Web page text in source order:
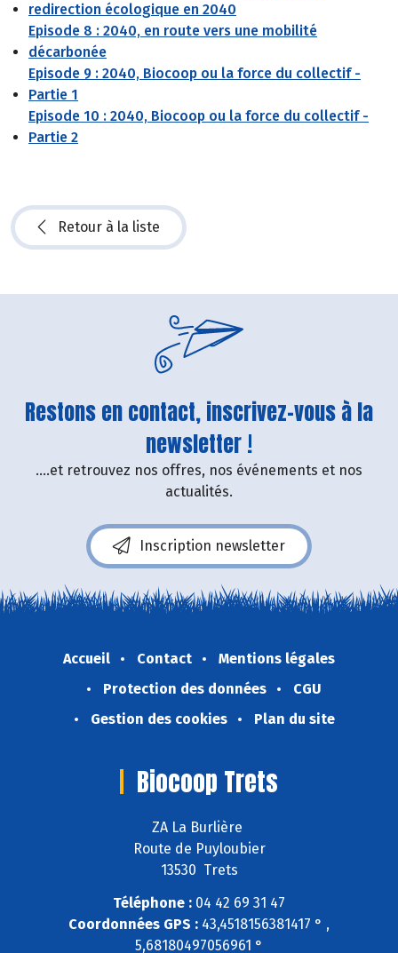
redirection écologique en 2040
Episode 8 : 2040, en route vers une mobilité
décarbonée
Episode 9 : 2040, Biocoop ou la force du collectif -
Partie 1
Episode 10 : 2040, Biocoop ou la force du collectif -
Partie 2
Retour à la liste
Restons en contact, inscrivez-vous à la
newsletter !
....et retrouvez nos offres, nos événements et nos
actualités.
Inscription newsletter
Accueil Contact
Mentions légales
Protection des données
CGU
Gestion des cookies
Plan du site
Biocoop Trets
ZA La Burlière
Route de Puyloubier
13530 Trets
Téléphone : 04 42 69 31 47
Coordonnées GPS : 43,4518156381417 ° ,
5,68180497056961 °